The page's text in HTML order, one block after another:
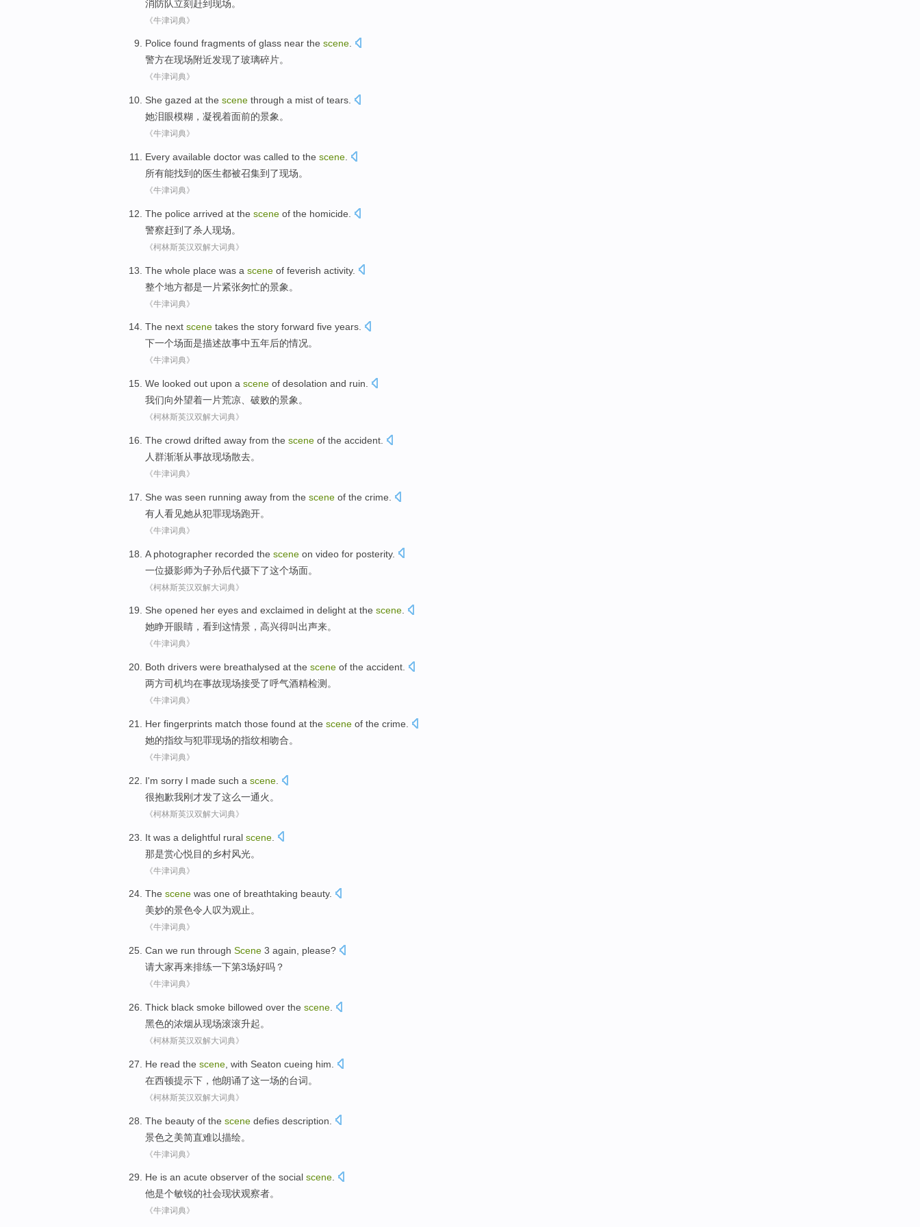
消防队立刻 赶到 现场。
《牛津词典》
Police found fragments of glass near the scene.
警方在现场附近发现了玻璃碎片。
《牛津词典》
She gazed at the scene through a mist of tears.
她泪眼模糊， 凝视着面前的景象 。
《牛津词典》
Every available doctor was called to the scene
所有能找到 的医生都被召集到了现场。
《牛津词典》
The police arrived at the scene of the homicide
警察赶到 了杀人现场。
《柯林斯英汉双解大词典》
The whole place was a scene of feverish activity.
整个地方都是一片紧张匆忙的景象 。
《牛津词典》
The next scene takes the story forward five years.
下一个场面是描述故事中五年后的情况。
《牛津词典》
We looked out upon a scene of desolation and ruin
我们向外望着一片荒凉、破败的景象 。
《柯林斯英汉双解大词典》
The crowd drifted away from the scene of the accident
人群渐渐从事故现场散去。
《牛津词典》
She was seen running away from the scene of the crime
有人看见她从犯罪现场跑开。
《牛津词典》
A photographer recorded the scene on video for posterity.
一位摄影师为子孙后代摄下了这个场面。
《柯林斯英汉双解大词典》
She opened her eyes and exclaimed in delight at the scene.
她睁开眼睛 ，看到这情景， 高兴得叫出声来。
《牛津词典》
Both drivers were breathalysed at the scene of the accident
两方司机均在事故现场接受了呼气酒精检测。
《牛津词典》
Her fingerprints match those found at the scene of the crime
她的指纹与犯罪现场的指纹相吻合。
《牛津词典》
I'm sorry I made such a scene
很抱歉我刚才发了这么一通火。
《柯林斯英汉双解大词典》
It was a delightful rural scene
那是赏心悦目的乡村风光。
《牛津词典》
The scene was one of breathtaking beauty.
美妙的景色令人叹为观止。
《牛津词典》
Can we run through Scene 3 again , please?
请大家再来排练一下第3场好吗？
《牛津词典》
Thick black smoke billowed over the scene
黑色的浓烟从现场滚滚升起。
《柯林斯英汉双解大词典》
He read the scene , with Seaton cueing him.
在西顿提示下， 他朗诵了这一场的台词。
《柯林斯英汉双解大词典》
The beauty of the scene defies description.
景色之美简直难以描绘。
《牛津词典》
He is an acute observer of the social scene.
他是个敏锐的社会现状观察者。
《牛津词典》